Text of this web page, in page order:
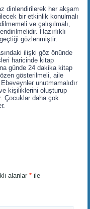
dinlendirilerek her akşam
bir etkinlik konulmalı
ve çalışılmalı,
Hazırlıklı
gözlenmiştir.
ilişki göz önünde
haricinde kitap
günde 24 dakika kitap
gösterilmeli, aile
unutmamalıdır
kişiliklerini oluşturup
Çocuklar daha çok
alanlar* ile